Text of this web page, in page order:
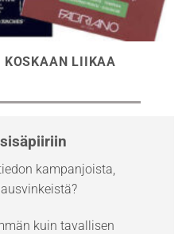
KOSKAAN LIIKAA
kampanjoista,
kuin tavallisen